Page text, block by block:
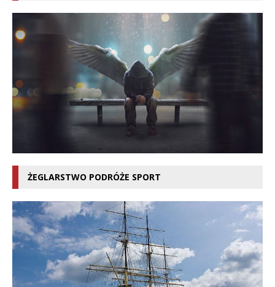
ŻEGLARSTWO PODRÓŻE SPORT